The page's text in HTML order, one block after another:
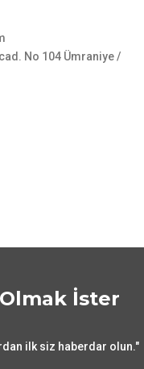
No 104 Ümraniye /
İster
ilk siz haberdar olun."